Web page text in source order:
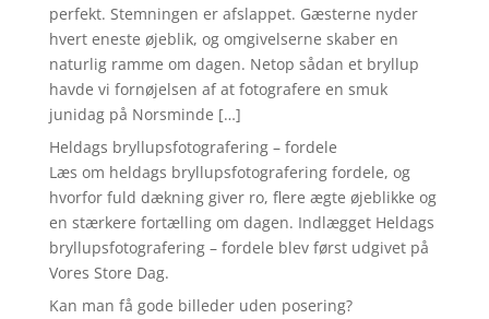
perfekt. Stemningen er afslappet. Gæsterne nyder
hvert eneste øjeblik, og omgivelserne skaber en
naturlig ramme om dagen. Netop sådan et bryllup
havde vi fornøjelsen af at fotografere en smuk
junidag på Norsminde […]
Heldags bryllupsfotografering – fordele
Læs om heldags bryllupsfotografering fordele, og
hvorfor fuld dækning giver ro, flere ægte øjeblikke og
en stærkere fortælling om dagen. Indlægget Heldags
bryllupsfotografering – fordele blev først udgivet på
Vores Store Dag.
Kan man få gode billeder uden posering?